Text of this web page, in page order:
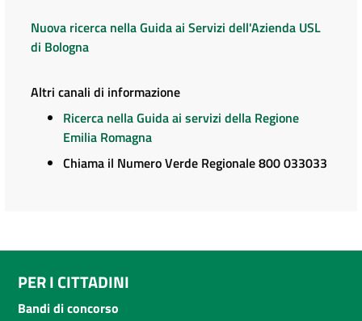
Nuova ricerca nella Guida ai Servizi dell'Azienda USL
di Bologna
Altri canali di informazione
Ricerca nella Guida ai servizi della Regione
Emilia Romagna
Chiama il Numero Verde Regionale 800 033033
PER I CITTADINI
Bandi di concorso